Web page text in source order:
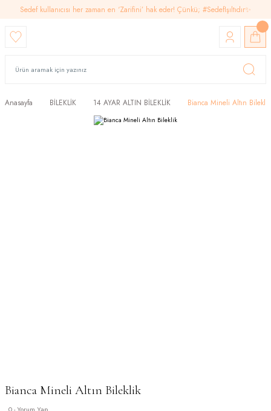
Sedef kullanıcısı her zaman en ‘Zarifini’ hak eder! Çünkü; #SedefIşıltıdır✨
Anasayfa BİLEKLİK 14 AYAR ALTIN BİLEKLİK Bianca Mineli Altın Bileklik
Bianca Mineli Altın Bileklik